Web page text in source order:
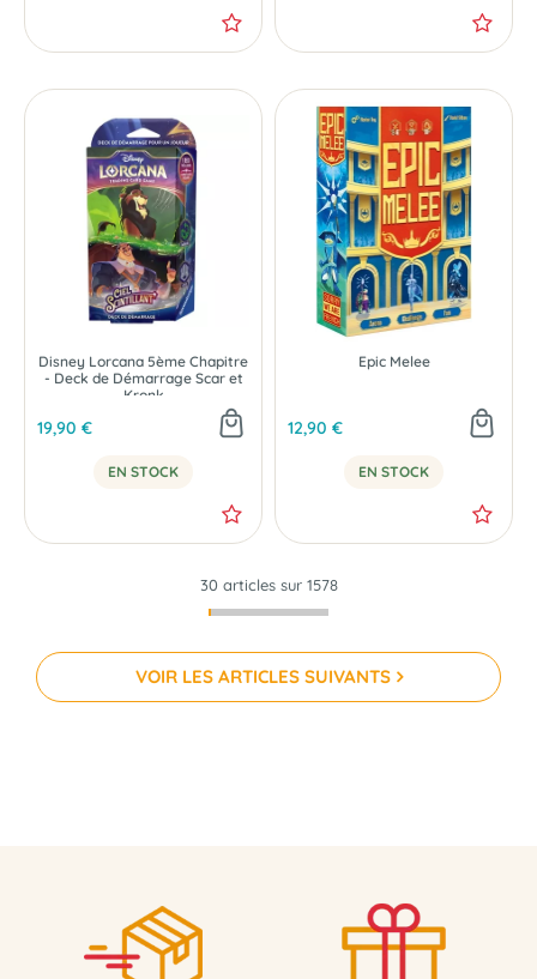
-20 %
Disney Lorcana 5ème Chapitre
- Deck de Démarrage Scar et
Kronk
19,90 €
EN STOCK
Epic Melee
12,90 €
EN STOCK
30 articles sur 1578
VOIR LES ARTICLES SUIVANTS